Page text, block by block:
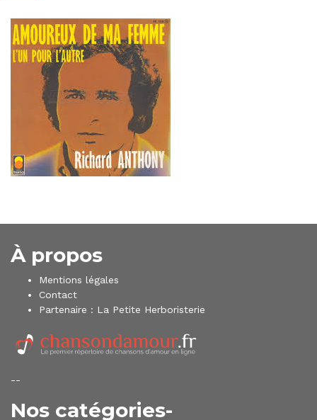
À propos
Mentions légales
Contact
Partenaire : La Petite Herboristerie
--
Nos catégories-